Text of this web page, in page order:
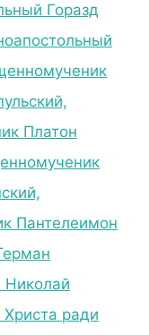
Горазд
Платон
Пантелеимон
ради